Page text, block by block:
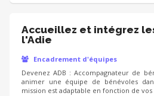
Accueillez et intégrez
l'Adie
Encadrement d'équipes
Devenez ADB : Accompagnateur de
animer une équipe de bénévoles
mission est adaptable en fonction de